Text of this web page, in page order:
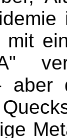
mit
aber